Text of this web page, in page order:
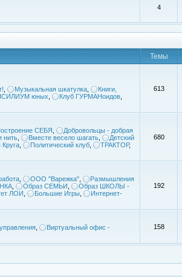
4
Темы
Музыкальная шкатулка
Книги,
юных Клуб ГУРМАНоидов
613
СЕБЯ
Добровольцы - добрая
нить Вместе весело шагать
Детский
Круга Политический клуб ТРАКТОР,
680
ООО "Варежка"
Размышления
Образ СЕМЬИ
Образ ШКОЛЫ -
ЛОИ Большие Игры
Интернет-
192
Виртуальный офис -
158